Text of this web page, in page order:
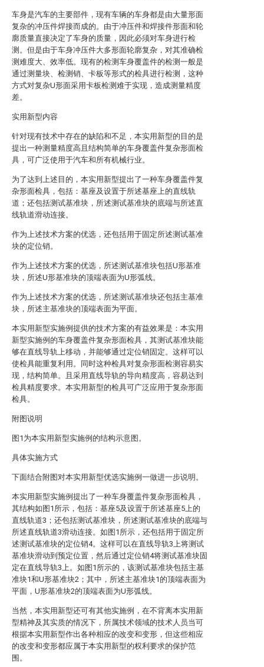
车身是汽车的主要部件，现有车辆的车身都是由大量形面
复杂的冲压件焊接而成的。由于冲压件和焊接件形面和轮
廓质量直接决定了车身的质量，因此必须对车身进行检
测。但是由于车身冲压件大多形面轮廓复杂，对其准确检
测难度大、效率低。现有的检测车身覆盖件的检测一般是
通过测量块、检测销、卡板等形式的检具进行检测，这种
方式对复杂U形面采用卡板检测难于实现，造成测量精度
差。
实用新型内容
针对现有技术中存在的缺陷和不足，本实用新型的目的是
提出一种测量精度高且结构简单的车身覆盖件复杂形面检
具，可广泛使用于汽车和所有机械行业。
为了达到上述目的，本实用新型提出了一种车身覆盖件复
杂形面检具，包括：基座及设置于所述基座上的直线轨
道；还包括测试基准块，所述测试基准块的底端与所述直
线轨道滑动连接。
作为上述技术方案的优选，还包括用于固定所述测试基准
块的定位销。
作为上述技术方案的优选，所述测试基准块包括U形基准
块，所述U形基准块的顶端表面为U形弧线。
作为上述技术方案的优选，所述测试基准块还包括主基准
块，所述主基准块的顶端表面为平面。
本实用新型实施例提供的技术方案的有益效果是：本实用
新型实施例的车身覆盖件复杂形面检具，其测试基准块能
够在直线导轨上移动，并能够通过定位销固定。这样可以
使检具能重复利用。同时这种检具对复杂形面检测容易实
现，结构简单。且采用直线导轨的导向精度高，容易达到
检具精度要求。本实用新型的检具可广泛应用于复杂形面
检具。
附图说明
图1为本实用新型实施例的结构示意图。
具体实施方式
下面结合附图对本实用新型优选实施例一做进一步说明。
本实用新型实施例提出了一种车身覆盖件复杂形面检具，
其结构如图1所示，包括：基座5及设置于所述基座5上的
直线轨道3；还包括测试基准块，所述测试基准块的底端与
所述直线轨道3滑动连接。如图1所示，还包括用于固定所
述测试基准块的定位销4。这样可以在直线导轨3上将测试
基准块滑动到预定位置，然后通过定位销4将测试基准块固
定在直线导轨3上。如图1所示的，该测试基准块包括主基
准块1和U形基准块2；其中，所述主基准块1的顶端表面为
平面，U形基准块2的顶端表面为U形弧线。
当然，本实用新型还可有其他实施例，在不背离本实用新
型精神及其实质的情况下，所属技术领域的技术人员当可
根据本实用新型作出各种相应的改变和变形，但这些相应
的改变和变形都应属于本实用新型的权利要求的保护范
围。